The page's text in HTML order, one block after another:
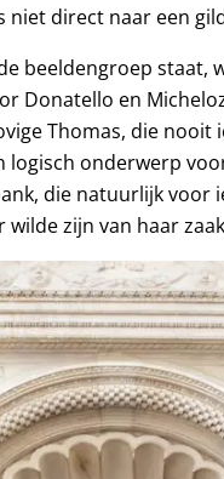
niet direct naar een
beeldengroep staat,
Donatello en
Thomas, die nooit
logisch onderwerp
die natuurlijk voor
wilde zijn van haar